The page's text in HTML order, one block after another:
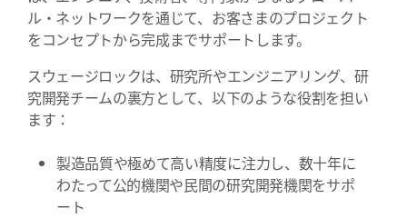
ル・ネットワークを通じて、お客さまのプロジェクト
をコンセプトから完成までサポートします。
スウェージロックは、研究所やエンジニアリング、研
究開発チームの裏方として、以下のような役割を担い
ます：
製造品質や極めて高い精度に注力し、数十年に
わたって公的機関や民間の研究開発機関をサポ
ート